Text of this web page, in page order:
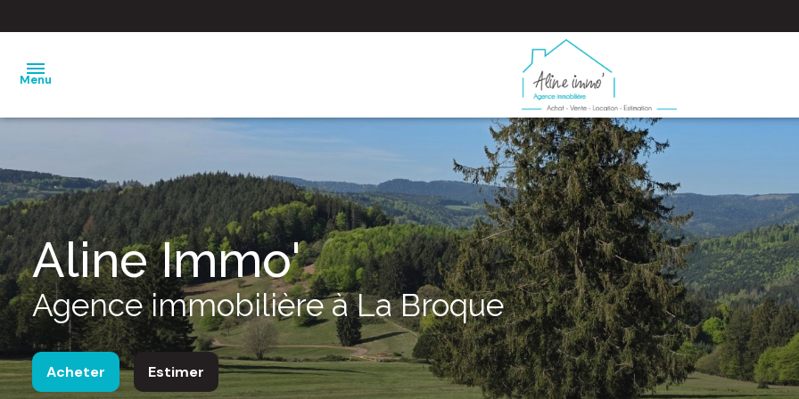
Menu
ventes
nos
locations
estimation
notre
agence
barème
Aline Immo'
Agence immobilière à La Broque
Acheter Estimer